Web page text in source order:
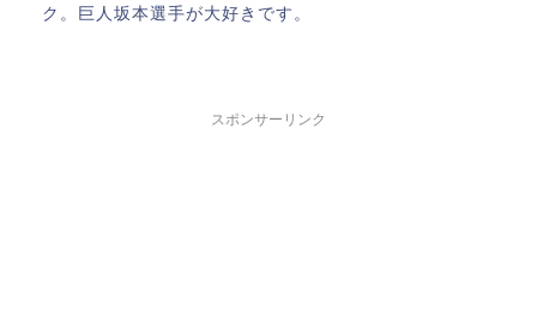
ク。巨人坂本選手が大好きです。
スポンサーリンク